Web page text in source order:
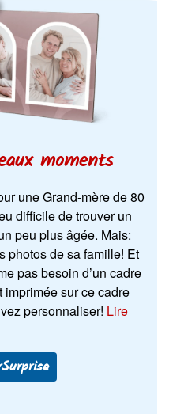
moments
une Grand-mère de 80
difficile de trouver un
peu plus âgée. Mais:
photos de sa famille! Et
pas besoin d’un cadre
sur ce cadre
personnaliser! Lire